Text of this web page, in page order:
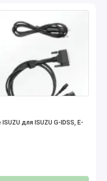
для ISUZU G-IDSS, E-